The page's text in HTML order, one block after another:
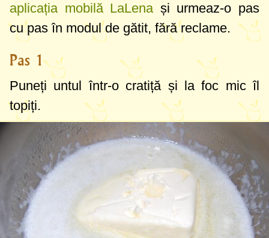
aplicația mobilă LaLenași urmeaz-o pas
cu pas în modul de gătit, fără reclame.
Pas 1
Puneți untul într-o cratiță și la foc mic îl
topiți.